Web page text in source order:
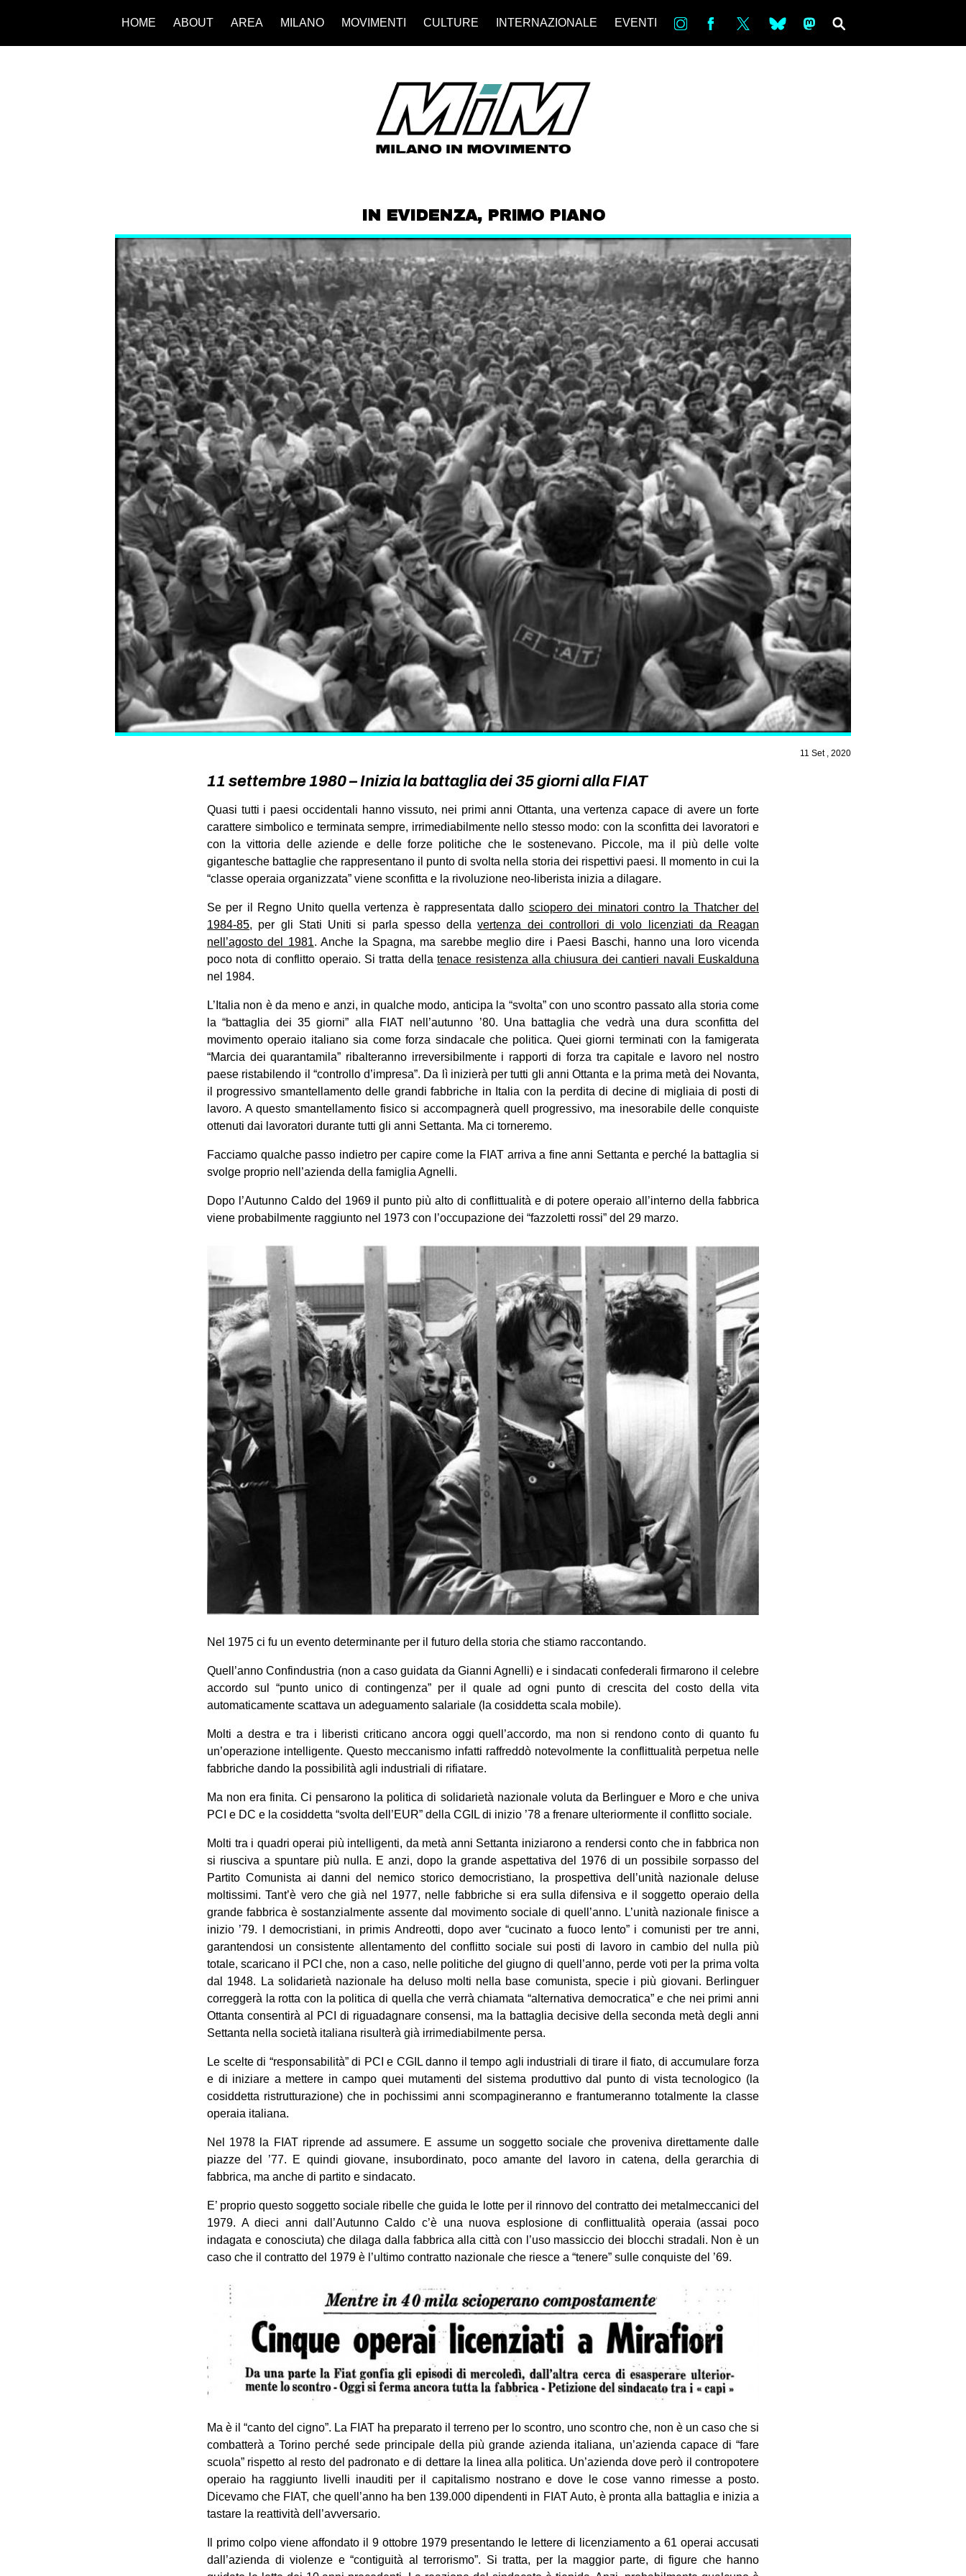
HOME ABOUT AREA MILANO MOVIMENTI CULTURE INTERNAZIONALE EVENTI in bsky ms
IN EVIDENZA, PRIMO PIANO
11 Set , 2020
11 settembre 1980 – Inizia la battaglia dei 35 giorni alla FIAT
Quasi tutti i paesi occidentali hanno vissuto, nei primi anni Ottanta, una vertenza capace di avere un forte
carattere simbolico e terminata sempre, irrimediabilmente nello stesso modo: con la sconfitta dei lavoratori e
con la vittoria delle aziende e delle forze politiche che le sostenevano. Piccole, ma il più delle volte
gigantesche battaglie che rappresentano il punto di svolta nella storia dei rispettivi paesi. Il momento in cui la
“classe operaia organizzata” viene sconfitta e la rivoluzione neo-liberista inizia a dilagare.
Se per il Regno Unito quella vertenza è rappresentata dallo sciopero dei minatori contro la Thatcher del
1984-85, per gli Stati Uniti si parla spesso dellavertenza dei controllori di volo licenziati da Reagan
nell’agosto del 1981. Anche la Spagna, ma sarebbe meglio dire i Paesi Baschi, hanno una loro vicenda
poco nota di conflitto operaio. Si tratta dellatenace resistenza alla chiusura dei cantieri navali Euskalduna
nel 1984.
L’Italia non è da meno e anzi, in qualche modo, anticipa la “svolta” con uno scontro passato alla storia come
la “battaglia dei 35 giorni” alla FIAT nell’autunno ’80. Una battaglia che vedrà una dura sconfitta del
movimento operaio italiano sia come forza sindacale che politica. Quei giorni terminati con la famigerata
“Marcia dei quarantamila” ribalteranno irreversibilmente i rapporti di forza tra capitale e lavoro nel nostro
paese ristabilendo il “controllo d’impresa”. Da lì inizierà per tutti gli anni Ottanta e la prima metà dei Novanta,
il progressivo smantellamento delle grandi fabbriche in Italia con la perdita di decine di migliaia di posti di
lavoro. A questo smantellamento fisico si accompagnerà quell progressivo, ma inesorabile delle conquiste
ottenuti dai lavoratori durante tutti gli anni Settanta. Ma ci torneremo.
Facciamo qualche passo indietro per capire come la FIAT arriva a fine anni Settanta e perché la battaglia si
svolge proprio nell’azienda della famiglia Agnelli.
Dopo l’Autunno Caldo del 1969 il punto più alto di conflittualità e di potere operaio all’interno della fabbrica
viene probabilmente raggiunto nel 1973 con l’occupazione dei “fazzoletti rossi” del 29 marzo.
Nel 1975 ci fu un evento determinante per il futuro della storia che stiamo raccontando.
Quell’anno Confindustria (non a caso guidata da Gianni Agnelli) e i sindacati confederali firmarono il celebre
accordo sul “punto unico di contingenza” per il quale ad ogni punto di crescita del costo della vita
automaticamente scattava un adeguamento salariale (la cosiddetta scala mobile).
Molti a destra e tra i liberisti criticano ancora oggi quell’accordo, ma non si rendono conto di quanto fu
un’operazione intelligente. Questo meccanismo infatti raffreddò notevolmente la conflittualità perpetua nelle
fabbriche dando la possibilità agli industriali di rifiatare.
Ma non era finita. Ci pensarono la politica di solidarietà nazionale voluta da Berlinguer e Moro e che univa
PCI e DC e la cosiddetta “svolta dell’EUR” della CGIL di inizio ’78 a frenare ulteriormente il conflitto sociale.
Molti tra i quadri operai più intelligenti, da metà anni Settanta iniziarono a rendersi conto che in fabbrica non
si riusciva a spuntare più nulla. E anzi, dopo la grande aspettativa del 1976 di un possibile sorpasso del
Partito Comunista ai danni del nemico storico democristiano, la prospettiva dell’unità nazionale deluse
moltissimi. Tant’è vero che già nel 1977, nelle fabbriche si era sulla difensiva e il soggetto operaio della
grande fabbrica è sostanzialmente assente dal movimento sociale di quell’anno. L’unità nazionale finisce a
inizio ’79. I democristiani, in primis Andreotti, dopo aver “cucinato a fuoco lento” i comunisti per tre anni,
garantendosi un consistente allentamento del conflitto sociale sui posti di lavoro in cambio del nulla più
totale, scaricano il PCI che, non a caso, nelle politiche del giugno di quell’anno, perde voti per la prima volta
dal 1948. La solidarietà nazionale ha deluso molti nella base comunista, specie i più giovani. Berlinguer
correggerà la rotta con la politica di quella che verrà chiamata “alternativa democratica” e che nei primi anni
Ottanta consentirà al PCI di riguadagnare consensi, ma la battaglia decisive della seconda metà degli anni
Settanta nella società italiana risulterà già irrimediabilmente persa.
Le scelte di “responsabilità” di PCI e CGIL danno il tempo agli industriali di tirare il fiato, di accumulare forza
e di iniziare a mettere in campo quei mutamenti del sistema produttivo dal punto di vista tecnologico (la
cosiddetta ristrutturazione) che in pochissimi anni scompagineranno e frantumeranno totalmente la classe
operaia italiana.
Nel 1978 la FIAT riprende ad assumere. E assume un soggetto sociale che proveniva direttamente dalle
piazze del ’77. E quindi giovane, insubordinato, poco amante del lavoro in catena, della gerarchia di
fabbrica, ma anche di partito e sindacato.
E’ proprio questo soggetto sociale ribelle che guida le lotte per il rinnovo del contratto dei metalmeccanici del
1979. A dieci anni dall’Autunno Caldo c’è una nuova esplosione di conflittualità operaia (assai poco
indagata e conosciuta) che dilaga dalla fabbrica alla città con l’uso massiccio dei blocchi stradali. Non è un
caso che il contratto del 1979 è l’ultimo contratto nazionale che riesce a “tenere” sulle conquiste del ’69.
Ma è il “canto del cigno”. La FIAT ha preparato il terreno per lo scontro, uno scontro che, non è un caso che si
combatterà a Torino perché sede principale della più grande azienda italiana, un’azienda capace di “fare
scuola” rispetto al resto del padronato e di dettare la linea alla politica. Un’azienda dove però il contropotere
operaio ha raggiunto livelli inauditi per il capitalismo nostrano e dove le cose vanno rimesse a posto.
Dicevamo che FIAT, che quell’anno ha ben 139.000 dipendenti in FIAT Auto, è pronta alla battaglia e inizia a
tastare la reattività dell’avversario.
Il primo colpo viene affondato il 9 ottobre 1979 presentando le lettere di licenziamento a 61 operai accusati
dall’azienda di violenze e “contiguità al terrorismo”. Si tratta, per la maggior parte, di figure che hanno